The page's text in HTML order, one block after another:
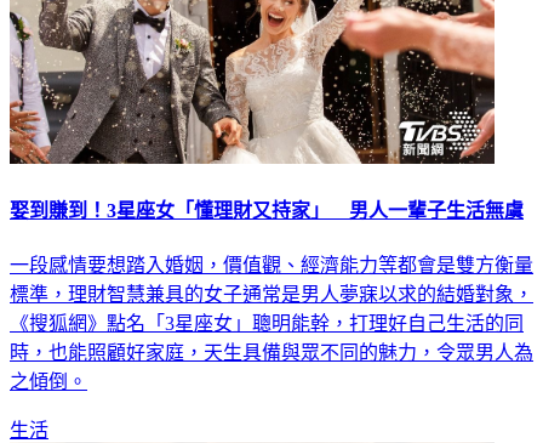
娶到賺到！3星座女「懂理財又持家」 男人一輩子生活無虞
一段感情要想踏入婚姻，價值觀、經濟能力等都會是雙方衡量
標準，理財智慧兼具的女子通常是男人夢寐以求的結婚對象，
《搜狐網》點名「3星座女」聰明能幹，打理好自己生活的同
時，也能照顧好家庭，天生具備與眾不同的魅力，令眾男人為
之傾倒。
生活